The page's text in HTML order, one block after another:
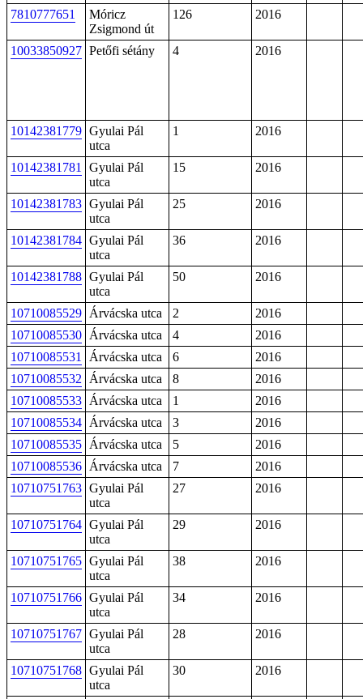
7810777651
Móricz
Zsigmond út
126 2016
10033850927 Petőfi sétány 4 2016
10142381779 Gyulai Pál
utca
1 2016
10142381781
Gyulai Pál
utca
15 2016
10142381783 Gyulai Pál
utca
25 2016
10142381784 Gyulai Pál
utca
36 2016
10142381788 Gyulai Pál
utca
50 2016
10710085529 Árvácska utca 2
2016
10710085530 Árvácska utca 4
2016
10710085531
Árvácska utca 6
2016
10710085532
Árvácska utca 8
2016
10710085533 Árvácska utca 1
2016
10710085534 Árvácska utca 3
2016
10710085535 Árvácska utca 5
2016
10710085536 Árvácska utca 7
2016
10710751763 Gyulai Pál
utca
27 2016
10710751764 Gyulai Pál
utca
29 2016
10710751765 Gyulai Pál
utca
38 2016
10710751766 Gyulai Pál
utca
34 2016
10710751767 Gyulai Pál
utca
28 2016
10710751768 Gyulai Pál
utca
30 2016